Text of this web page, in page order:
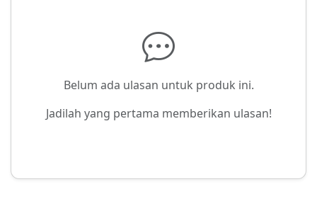
Belum ada ulasan untuk produk ini.
Jadilah yang pertama memberikan ulasan!